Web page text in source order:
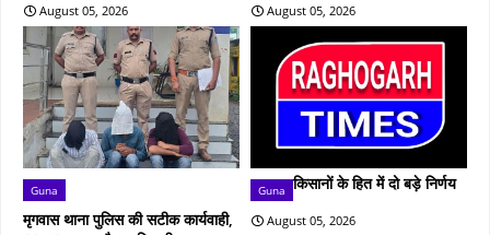
August 05, 2026 August 05, 2026
Guna
मृगवास थाना पुलिस की सटीक कार्यवाही,
Guna किसानों के हित में दो बड़े निर्णय
August 05, 2026